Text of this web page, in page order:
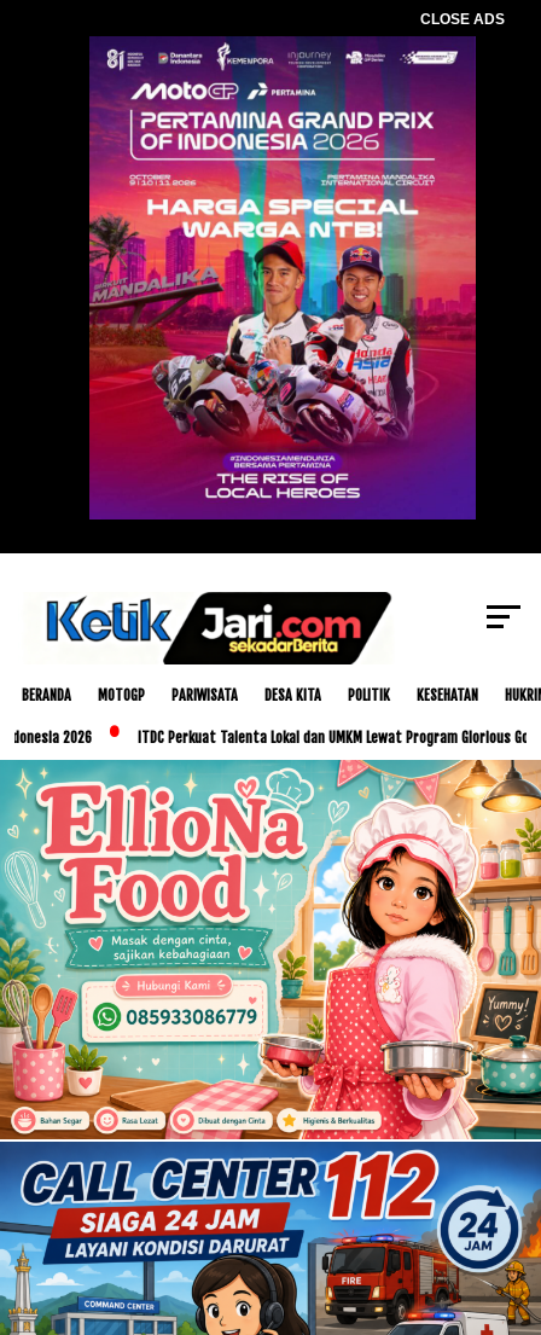
CLOSE ADS
BERANDA MOTOGP PARIWISATA DESA KITA POLITIK KESEHATAN
2026 ITDC Perkuat Talenta Lokal dan UMKM Lewat Program Glorious Golo Mori